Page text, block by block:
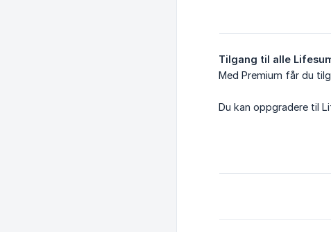
Tilgang til alle
Med Premium får du
Du kan oppgradere til